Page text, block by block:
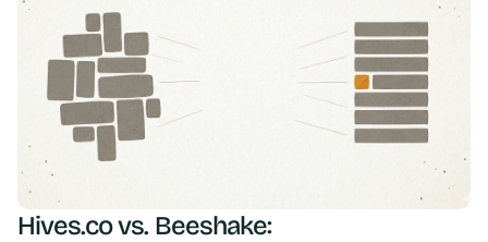
Hives.co vs. Beeshake: